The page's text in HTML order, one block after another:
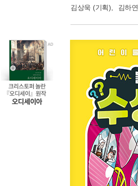
김상욱 (기획), 김하연